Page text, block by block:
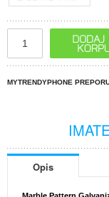
MYTRENDYPHONE
Opis